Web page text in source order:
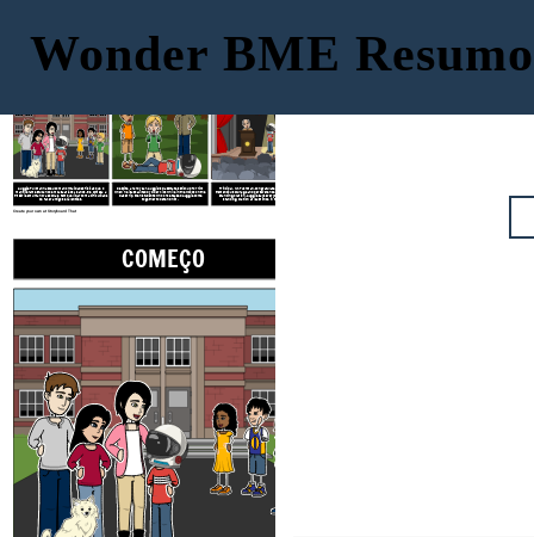
Wonder BME Resumo
Create your own at Storyboard That
Auggie Pullman nasceu com anormalidades físicas que o
mantiveram estudando em casa até os 12 anos. Ele começa a
5ª série em uma nova escola e tem que lidar com a dificuldade
de fazer amigos e valentões.
Despite a hard year, Auggie's classmates stick up for him
when he is assaulted by older kids while in the woods on the
class trip. Even students who once teased Auggie come
together to defend him.
Principal, Mr. Tushman, congratulates Auggie for his
tremendous courage and perseverence. Auggie receives a
standing ovation. Auggie says everyone should get a
standing ovation at least once in their lifetime.
COMEÇO